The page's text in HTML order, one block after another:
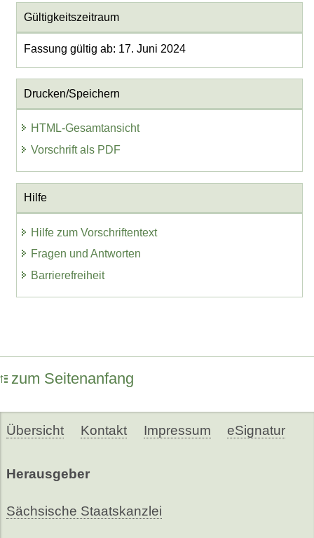
Gültigkeitszeitraum
Fassung gültig ab: 17. Juni 2024
Drucken/Speichern
HTML-Gesamtansicht
Vorschrift als PDF
Hilfe
Hilfe zum Vorschriftentext
Fragen und Antworten
Barrierefreiheit
zum Seitenanfang
Übersicht Kontakt Impressum eSignatur
Herausgeber
Sächsische Staatskanzlei